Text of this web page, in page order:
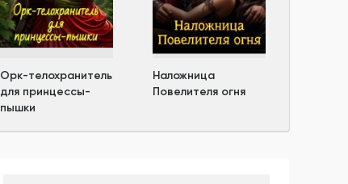
Орк-телохранитель
для принцессы-
пышки
Наложница
Повелителя огня